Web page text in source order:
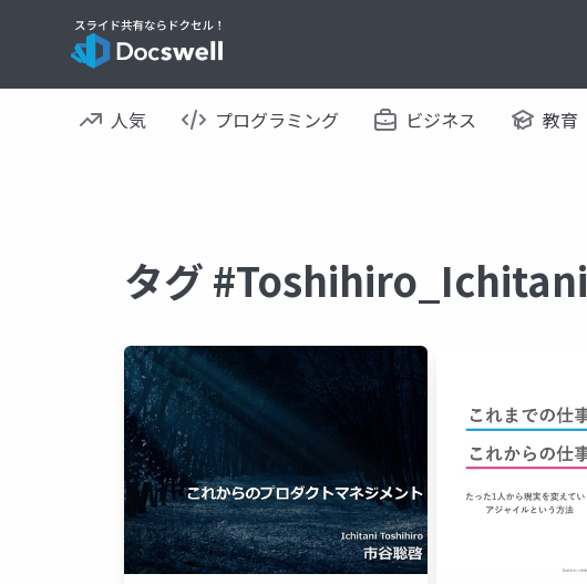
人気 プログラミング ビジネス 教育
タグ